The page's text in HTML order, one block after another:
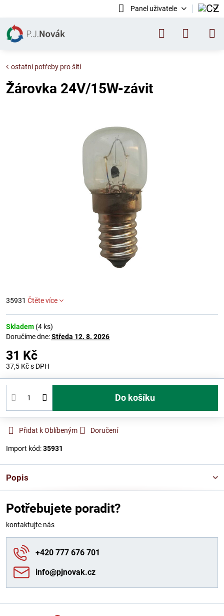
Panel uživatele
ostatní potřeby pro šití
Žárovka 24V/15W-závit
35931 Čtěte více
Skladem (4 ks)
Doručíme dne:Středa 12. 8. 2026
31 Kč
37,5 Kčs DPH
Do košíku
Přidat k Oblíbeným Doručení
Import kód:35931
Popis
Potřebujete poradit?
kontaktujte nás
+420 777 676 701
info​@pjnovak​.cz